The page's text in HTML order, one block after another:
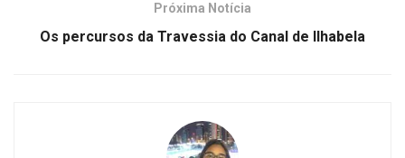
Próxima Notícia
Os percursos da Travessia do Canal de Ilhabela